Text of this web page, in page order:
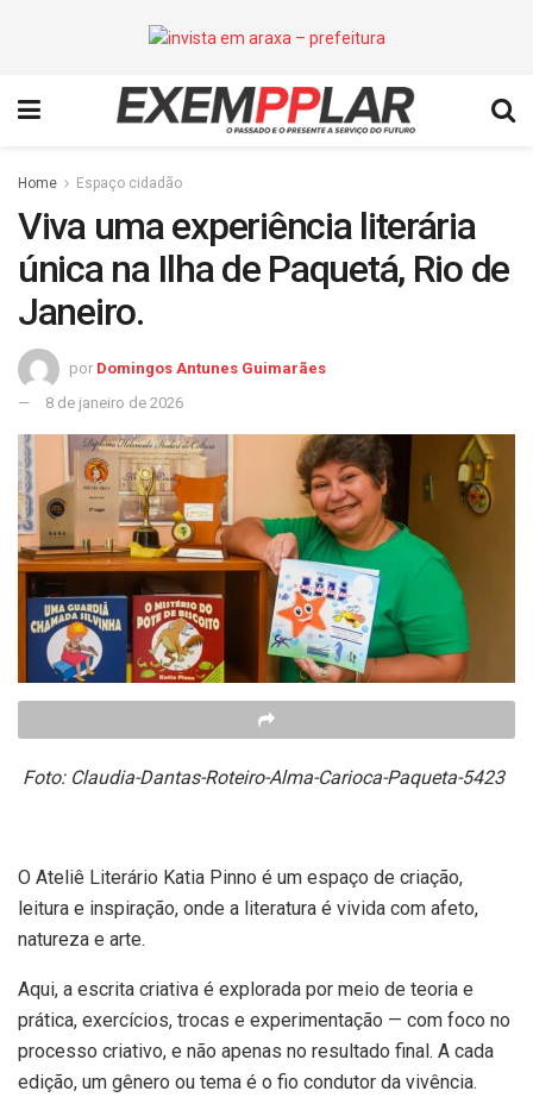
Home Espaço cidadão
Viva uma experiência literária
única na Ilha de Paquetá, Rio de
Janeiro.
por Domingos Antunes Guimarães
8 de janeiro de 2026
Foto: Claudia-Dantas-Roteiro-Alma-Carioca-Paqueta-5423
O Ateliê Literário Katia Pinno é um espaço de criação,
leitura e inspiração, onde a literatura é vivida com afeto,
natureza e arte.
Aqui, a escrita criativa é explorada por meio de teoria e
prática, exercícios, trocas e experimentação — com foco no
processo criativo, e não apenas no resultado final. A cada
edição, um gênero ou tema é o fio condutor da vivência.